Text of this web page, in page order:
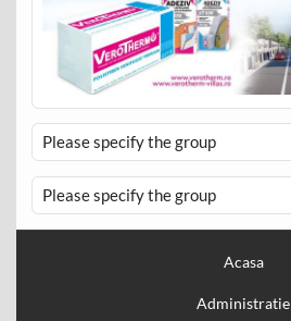
Please specify the group
Please specify the group
Acasa
Administratie